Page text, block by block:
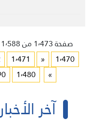
صفحة 1٬473 من 1٬588
1٬470
« 1٬471
»
1٬480
آخر